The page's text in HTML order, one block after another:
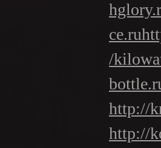
ce.ru
/
http://
http://